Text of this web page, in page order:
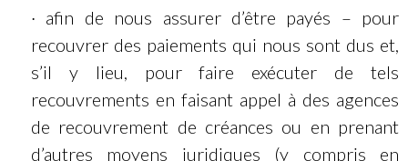
· afin de nous assurer d’être payés – pour
recouvrer des paiements qui nous sont dus et,
s’il y lieu, pour faire exécuter de tels
recouvrements en faisant appel à des agences
de recouvrement de créances ou en prenant
d’autres moyens juridiques (y compris en